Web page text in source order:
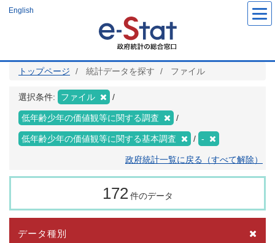
ツ
English
トップページ 統計データを探す ファイル
選択条件: ファイル
低年齢少年の価値観等に関する調査
低年齢少年の価値観等に関する基本調査 -
政府統計一覧に戻る（すべて解除）
172 件のデータ
データ種別